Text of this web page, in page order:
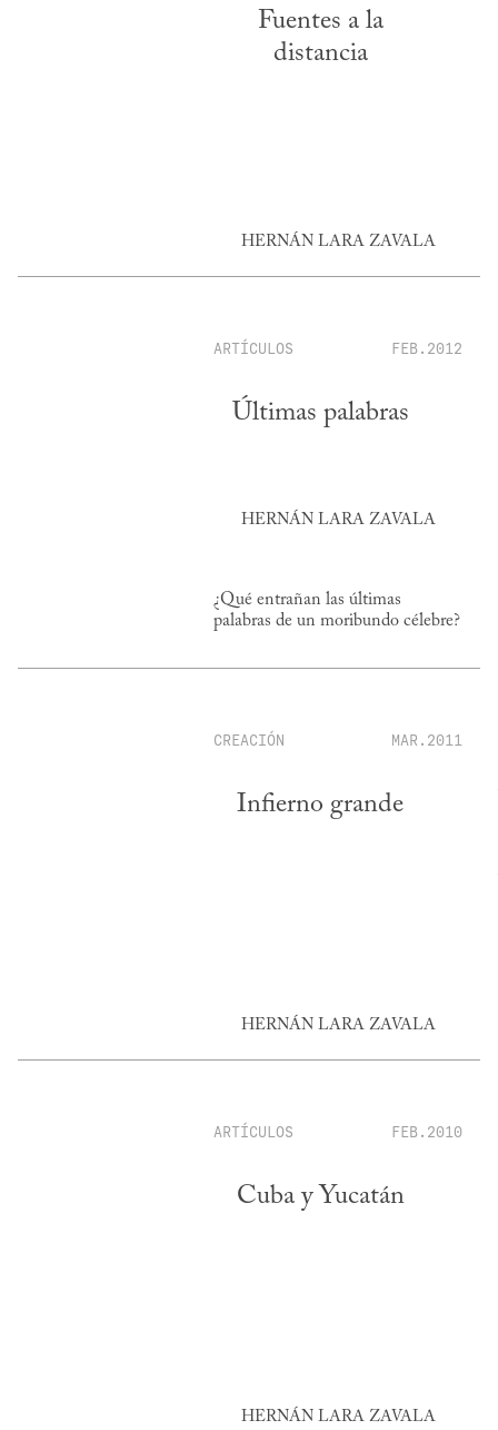
Fuentes a la
distancia
HERNÁN LARA ZAVALA
ARTÍCULOS FEB.2012
Últimas palabras
HERNÁN LARA ZAVALA
¿Qué entrañan las últimas
palabras de un moribundo célebre?
CREACIÓN MAR.2011
Infierno grande
HERNÁN LARA ZAVALA
ARTÍCULOS FEB.2010
Cuba y Yucatán
HERNÁN LARA ZAVALA